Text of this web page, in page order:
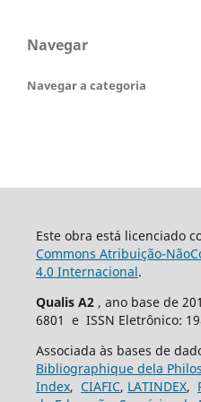
Navegar
Navegar a categoria
Este obra está licenciado
Commons Atribuição-
4.0 Internacional.
Qualis A2 , ano base de
6801 e ISSN Eletrônico:
Associada às bases de
Bibliographique dela
Index, CIAFIC, LATINDEX,